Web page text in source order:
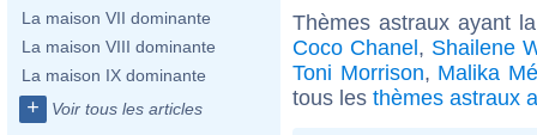
La maison VII dominante
La maison VIII dominante
La maison IX dominante
+ Voir tous les articles
Thèmes astraux ayant
Coco Chanel, Shailene
Toni Morrison, Malika
tous les thèmes astraux